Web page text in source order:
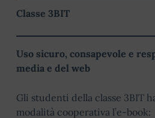
Classe 3BIT
Uso sicuro, consapevole e
media e del web
Gli studenti della classe 3BIT
modalità cooperativa l’e-book: